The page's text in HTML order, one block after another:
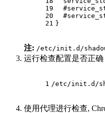
19
20
21
  #
  #
}
注: /etc/init.d/
运行检查配置是否正确
1 /etc/init.d/
使用代理进行检查,